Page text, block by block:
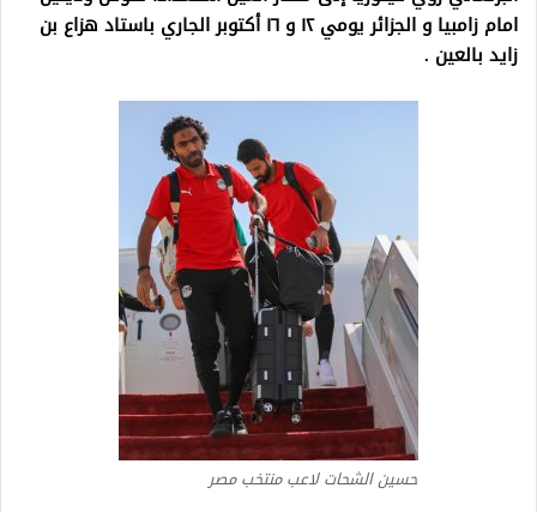
امام زامبيا و الجزائر يومي ١٢ و ١٦ أكتوبر الجاري باستاد هزاع بن
زايد بالعين .
حسين الشحات لاعب منتخب مصر